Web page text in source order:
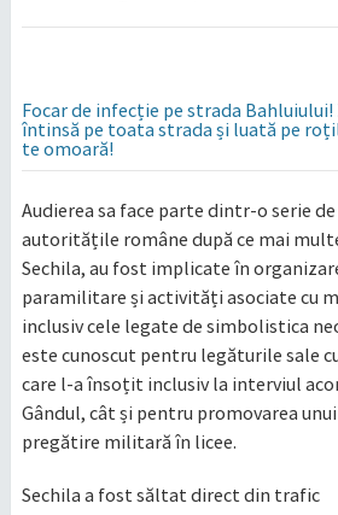
Focar de infecție pe strada Bahluiului!
întinsă pe toata strada și luată pe
te omoară!
Audierea sa face parte dintr-o serie
autoritățile române după ce mai
Sechila, au fost implicate în
paramilitare și activități asociate cu
inclusiv cele legate de simbolistica
este cunoscut pentru legăturile sale
care l-a însoțit inclusiv la interviul
Gândul, cât și pentru promovarea
pregătire militară în licee.
Sechila a fost săltat direct din trafic